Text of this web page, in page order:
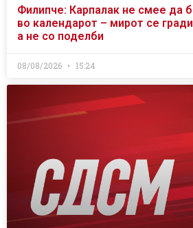
Филипче: Карпалак не смее да
во календарот – мирот се
а не со поделби
08/08/2026 15:24